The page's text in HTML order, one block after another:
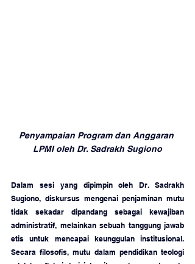
Penyampaian Program dan Anggaran
LPMI oleh Dr. Sadrakh Sugiono
Dalam sesi yang dipimpin oleh Dr. Sadrakh
Sugiono, diskursus mengenai penjaminan mutu
tidak sekadar dipandang sebagai kewajiban
administratif, melainkan sebuah tanggung jawab
etis untuk mencapai keunggulan institusional.
Secara filosofis, mutu dalam pendidikan teologi